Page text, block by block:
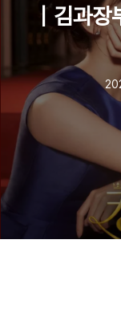
｜김과